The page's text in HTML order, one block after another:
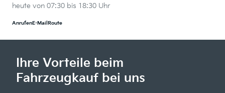
heute von 07:30 bis 18:30 Uhr
AnrufenE-Mail Route
Ihre Vorteile beim
Fahrzeugkauf bei uns